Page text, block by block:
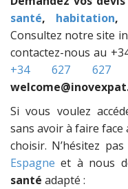
santé, habitation,
Consultez notre site
contactez-nous au
+34 627 627
Si vous voulez
sans avoir à faire face
choisir. N’hésitez
Espagne et à nous
santé adapté :